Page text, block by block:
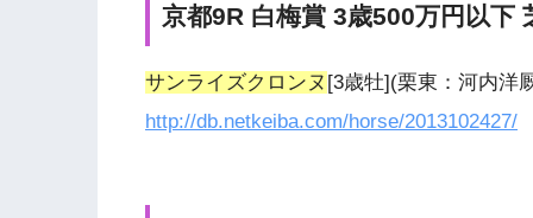
京都9R 白梅賞 3歳500万円以下
サンライズクロンヌ [3歳牡](栗東：河内洋
http://db.netkeiba.com/horse/2013102427/